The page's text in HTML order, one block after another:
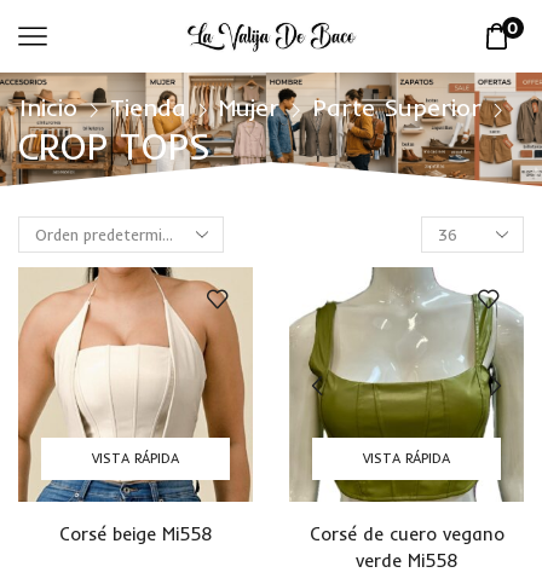
0
Inicio Tienda Mujer Parte Superior
CROP TOPS
VISTA RÁPIDA
Corsé beige Mi558
VISTA RÁPIDA
Corsé de cuero vegano
verde Mi558